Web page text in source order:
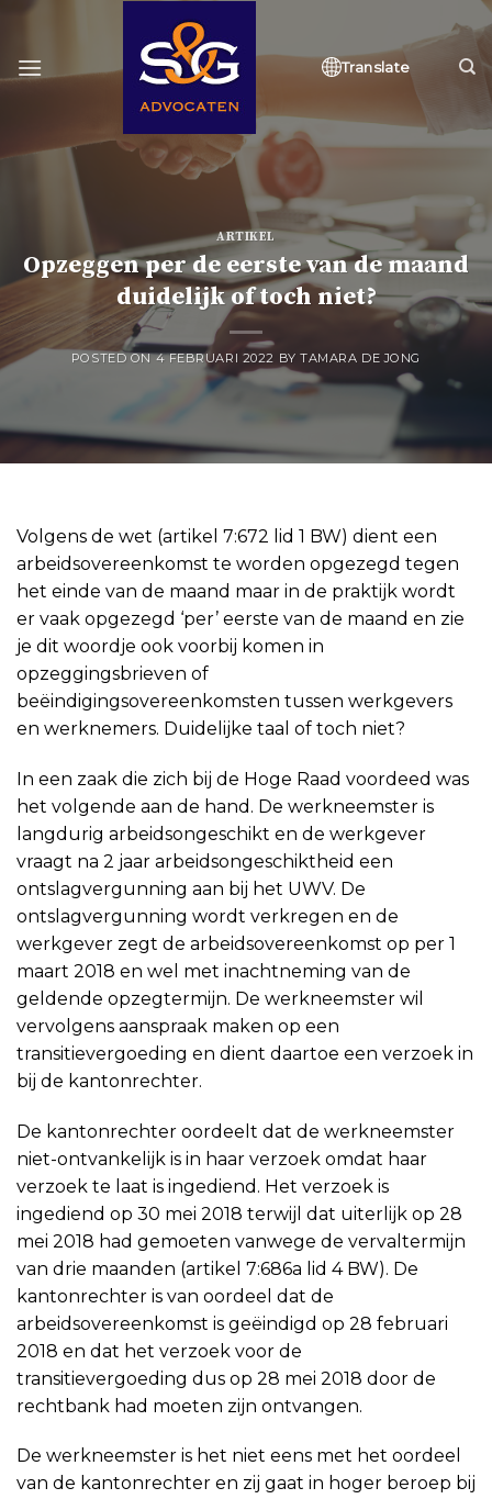
Skip
content
Translate
ARTIKEL
Opzeggen per de eerste van de maand
duidelijk of toch niet?
POSTED ON4 FEBRUARI 2022 BYTAMARA DE JONG
Volgens de wet (artikel 7:672 lid 1 BW) dient een
arbeidsovereenkomst te worden opgezegd tegen
het einde van de maand maar in de praktijk wordt
er vaak opgezegd ‘per’ eerste van de maand en zie
je dit woordje ook voorbij komen in
opzeggingsbrieven of
beëindigingsovereenkomsten tussen werkgevers
en werknemers. Duidelijke taal of toch niet?
In een zaak die zich bij de Hoge Raad voordeed was
het volgende aan de hand. De werkneemster is
langdurig arbeidsongeschikt en de werkgever
vraagt na 2 jaar arbeidsongeschiktheid een
ontslagvergunning aan bij het UWV. De
ontslagvergunning wordt verkregen en de
werkgever zegt de arbeidsovereenkomst op per 1
maart 2018 en wel met inachtneming van de
geldende opzegtermijn. De werkneemster wil
vervolgens aanspraak maken op een
transitievergoeding en dient daartoe een verzoek in
bij de kantonrechter.
De kantonrechter oordeelt dat de werkneemster
niet-ontvankelijk is in haar verzoek omdat haar
verzoek te laat is ingediend. Het verzoek is
ingediend op 30 mei 2018 terwijl dat uiterlijk op 28
mei 2018 had gemoeten vanwege de vervaltermijn
van drie maanden (artikel 7:686a lid 4 BW). De
kantonrechter is van oordeel dat de
arbeidsovereenkomst is geëindigd op 28 februari
2018 en dat het verzoek voor de
transitievergoeding dus op 28 mei 2018 door de
rechtbank had moeten zijn ontvangen.
De werkneemster is het niet eens met het oordeel
van de kantonrechter en zij gaat in hoger beroep bij